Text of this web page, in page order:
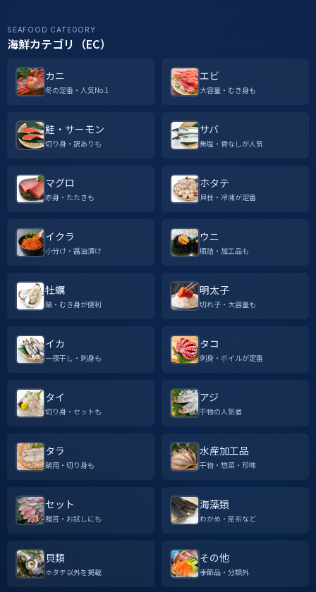
SEAFOOD CATEGORY
海鮮カテゴリ（EC）
カニ
冬の定番・人気No.1
エビ
大容量・むき身も
鮭・サーモン
切り身・訳ありも
サバ
無塩・骨なしが人気
マグロ
赤身・たたきも
ホタテ
貝柱・冷凍が定番
イクラ
小分け・醤油漬け
ウニ
瓶詰・加工品も
牡蠣
鍋・むき身が便利
明太子
切れ子・大容量も
イカ
一夜干し・刺身も
タコ
刺身・ボイルが定番
タイ
切り身・セットも
アジ
干物の人気者
タラ
鍋用・切り身も
水産加工品
干物・惣菜・珍味
セット
贈答・お試しにも
海藻類
わかめ・昆布など
貝類
ホタテ以外を掲載
その他
季節品・分類外